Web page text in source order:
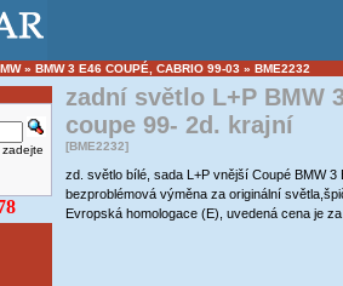
» BMW 3 E46 COUPÉ, CABRIO 99-03 » BME2232
zadní světlo L+P BMW
coupe 99- 2d. krajní
[BME2232]
zd. světlo bílé, sada L+P vnější Coupé BMW
bezproblémová výměna za originální
Evropská homologace (E), uvedená cena je